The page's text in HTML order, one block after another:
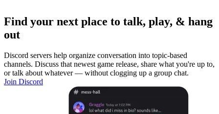
Find your next place to talk, play, & hang
out
Discord servers help organize conversation into topic-based
channels. Discuss that newest game release, share what you're up to,
or talk about whatever — without clogging up a group chat.
Join Discord